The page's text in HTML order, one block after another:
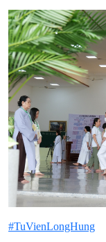
#TuVienLongHung